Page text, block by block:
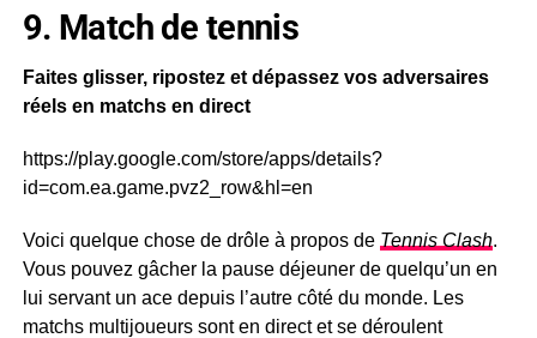
9. Match de tennis
Faites glisser, ripostez et dépassez vos adversaires
réels en matchs en direct
https://play.google.com/store/apps/details?
id=com.ea.game.pvz2_row&hl=en
Voici quelque chose de drôle à propos de Tennis Clash.
Vous pouvez gâcher la pause déjeuner de quelqu’un en
lui servant un ace depuis l’autre côté du monde. Les
matchs multijoueurs sont en direct et se déroulent